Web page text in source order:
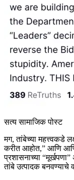
सत्य सामाजिक पोस्ट
मग, तांबेच्या महत्त्वकडे
करीत आहोत,” आणि
प्रशासनाच्या
तांबे उत्पादक